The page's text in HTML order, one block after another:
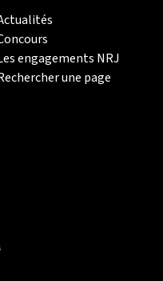
engagements NRJ
une page